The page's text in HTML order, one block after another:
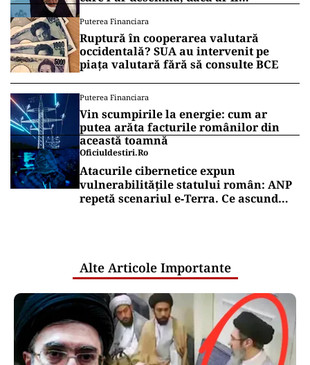
Puterea Financiara
Ruptură în cooperarea valutară
occidentală? SUA au intervenit pe
piața valutară fără să consulte BCE
Puterea Financiara
Vin scumpirile la energie: cum ar
putea arăta facturile românilor din
această toamnă
Oficiuldestiri.ro
Atacurile cibernetice expun
vulnerabilitățile statului român: ANP
repetă scenariul e‑Terra. Ce ascund
Alte Articole Importante